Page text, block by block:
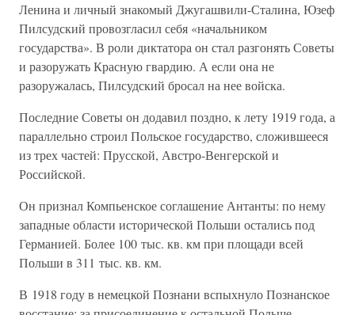
Ленина и личный знакомый Джугашвили-Сталина, Юзеф
Пилсудский провозгласил себя «начальником
государства». В роли диктатора он стал разгонять Советы
и разоружать Красную гвардию. А если она не
разоружалась, Пилсудский бросал на нее войска.
Последние Советы он додавил поздно, к лету 1919 года, а
параллельно строил Польское государство, сложившееся
из трех частей: Прусской, Австро-Венгерской и
Российской.
Он признал Компьенское соглашение Антанты: по нему
западные области исторической Польши остались под
Германией. Более 100 тыс. кв. км при площади всей
Польши в 311 тыс. кв. км.
В 1918 году в немецкой Познани вспыхнуло Познанское